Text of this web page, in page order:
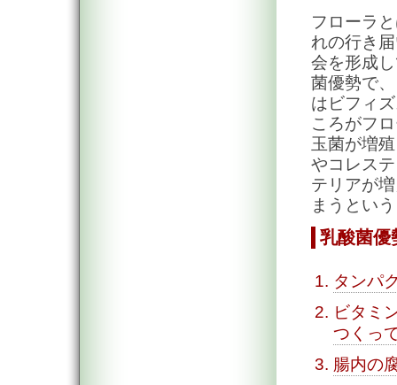
フローラ
れの行き
会を形成
菌優勢で
はビフィ
ころがフ
玉菌が増
やコレス
テリアが
まうとい
乳酸菌優
タンパ
ビタミ
つくっ
腸内の